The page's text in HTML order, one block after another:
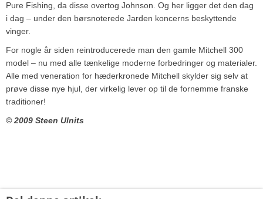
Pure Fishing, da disse overtog Johnson. Og her ligger det den dag
i dag – under den børsnoterede Jarden koncerns beskyttende
vinger.
For nogle år siden reintroducerede man den gamle Mitchell 300
model – nu med alle tænkelige moderne forbedringer og materialer.
Alle med veneration for hæderkronede Mitchell skylder sig selv at
prøve disse nye hjul, der virkelig lever op til de fornemme franske
traditioner!
© 2009 Steen Ulnits